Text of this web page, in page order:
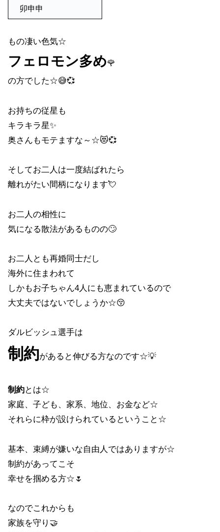
卯申申
もの凄い色気☆
フェロモン多め🌹
の方でした☆😅💞
お持ちの従星も
キラキラ星✨
奥さんもモテますな～☆😻💞
そしてお二人は一度結ばれたら
離れがたい間柄になります💘
お二人の相性に
気になる散法があるものの🙄
お二人とも再婚同士だし
海外に住まわれて
しかもお子ちゃん4人にも恵まれているので
大丈夫ではないでしょうか☆😚
ダルビッシュ選手は
制約があると伸びる方なのです☆💡
制約とは☆
家庭、子ども、家系、地位、お金など☆
それらに枠が設けられているということ☆
基本、束縛が嫌いな自由人ではありますが☆
制約があってこそ
幸せを掴める方☆🌷
なのでこれからも
家族を守り🤝